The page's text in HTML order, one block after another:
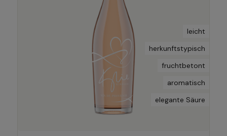
leicht
herkunftstypisch
fruchtbetont
aromatisch
elegante Säure